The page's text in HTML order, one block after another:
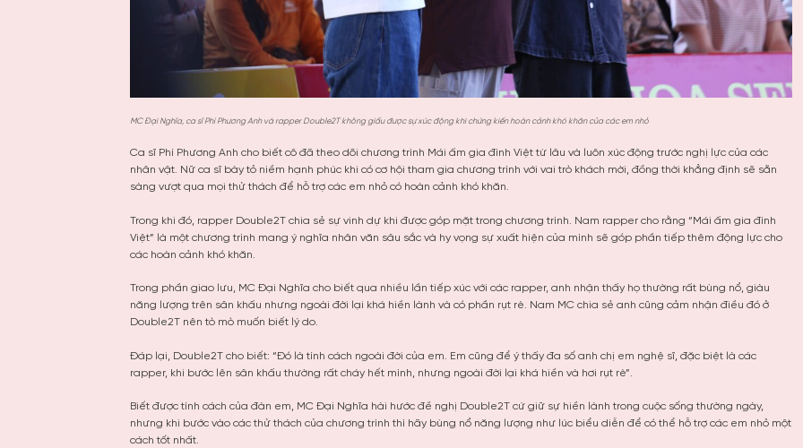
MC Đại Nghĩa, ca sĩ Phí Phương Anh và rapper Double2T không giấu được sự xúc động khi chứng kiến hoàn cảnh khó khăn của các em nhỏ
Ca sĩ Phí Phương Anh cho biết cô đã theo dõi chương trình Mái ấm gia đình Việt từ lâu và luôn xúc động trước nghị lực của các
nhân vật. Nữ ca sĩ bày tỏ niềm hạnh phúc khi có cơ hội tham gia chương trình với vai trò khách mời, đồng thời khẳng định sẽ sẵn
sàng vượt qua mọi thử thách để hỗ trợ các em nhỏ có hoàn cảnh khó khăn.
Trong khi đó, rapper Double2T chia sẻ sự vinh dự khi được góp mặt trong chương trình. Nam rapper cho rằng “Mái ấm gia đình
Việt” là một chương trình mang ý nghĩa nhân văn sâu sắc và hy vọng sự xuất hiện của mình sẽ góp phần tiếp thêm động lực cho
các hoàn cảnh khó khăn.
Trong phần giao lưu, MC Đại Nghĩa cho biết qua nhiều lần tiếp xúc với các rapper, anh nhận thấy họ thường rất bùng nổ, giàu
năng lượng trên sân khấu nhưng ngoài đời lại khá hiền lành và có phần rụt rè. Nam MC chia sẻ anh cũng cảm nhận điều đó ở
Double2T nên tò mò muốn biết lý do.
Đáp lại, Double2T cho biết: “Đó là tính cách ngoài đời của em. Em cũng để ý thấy đa số anh chị em nghệ sĩ, đặc biệt là các
rapper, khi bước lên sân khấu thường rất cháy hết mình, nhưng ngoài đời lại khá hiền và hơi rụt rè”.
Biết được tính cách của đàn em, MC Đại Nghĩa hài hước đề nghị Double2T cứ giữ sự hiền lành trong cuộc sống thường ngày,
nhưng khi bước vào các thử thách của chương trình thì hãy bùng nổ năng lượng như lúc biểu diễn để có thể hỗ trợ các em nhỏ một
cách tốt nhất.